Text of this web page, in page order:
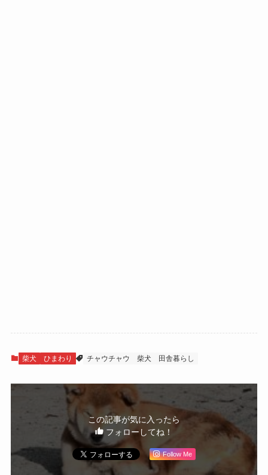
柴犬 ひまわり チャウチャウ 柴犬 田舎暮らし
この記事が気に入ったら
フォローしてね！
Follow Me